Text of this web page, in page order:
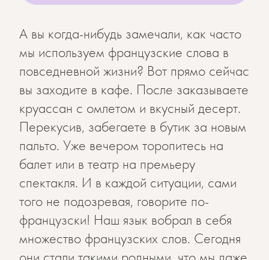
А вы когда-нибудь замечали, как часто
мы используем французские слова в
повседневной жизни? Вот прямо сейчас
вы заходите в кафе. После заказываете
круассан с омлетом и вкусный десерт.
Перекусив, забегаете в бутик за новым
пальто. Уже вечером торопитесь на
балет или в театр на премьеру
спектакля. И в каждой ситуации, сами
того не подозревая, говорите по-
французски! Наш язык вобрал в себя
множество французских слов. Сегодня